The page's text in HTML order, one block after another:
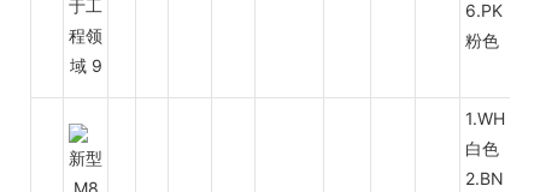
6.PK
粉色
1.WH
白色
2.BN